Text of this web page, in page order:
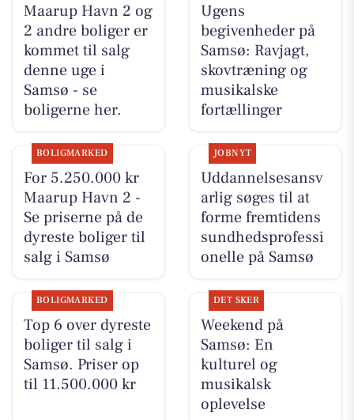
Maarup Havn 2 og
2 andre boliger er
kommet til salg
denne uge i
Samsø - se
boligerne her.
Ugens
begivenheder på
Samsø: Ravjagt,
skovtræning og
musikalske
fortællinger
BOLIGMARKED
For 5.250.000 kr
Maarup Havn 2 -
Se priserne på de
dyreste boliger til
salg i Samsø
JOBNYT
Uddannelsesansv
arlig søges til at
forme fremtidens
sundhedsprofessi
onelle på Samsø
BOLIGMARKED
Top 6 over dyreste
boliger til salg i
Samsø. Priser op
til 11.500.000 kr
DET SKER
Weekend på
Samsø: En
kulturel og
musikalsk
oplevelse